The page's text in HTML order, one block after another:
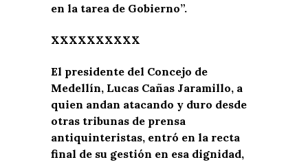
en la tarea de Gobierno”.
XXXXXXXXXX
El presidente del Concejo de
Medellín, Lucas Cañas Jaramillo, a
quien andan atacando y duro desde
otras tribunas de prensa
antiquinteristas, entró en la recta
final de su gestión en esa dignidad,